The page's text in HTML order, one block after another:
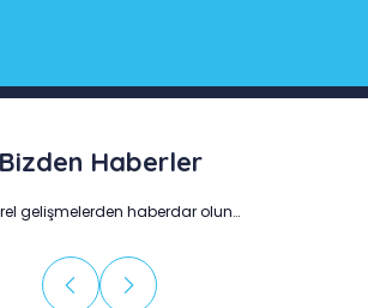
Bizden Haberler
gelişmelerden haberdar olun…